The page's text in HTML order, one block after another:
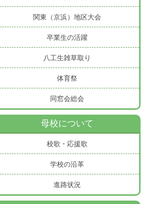
関東（京浜）地区大会
卒業生の活躍
八工生雑草取り
体育祭
同窓会総会
母校について
校歌・応援歌
学校の沿革
進路状況